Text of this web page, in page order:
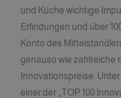
und Küche wichtige
Erfindungen und über
Konto des
genauso wie zahlreiche
Innovationspreise.
einer der „TOP 100